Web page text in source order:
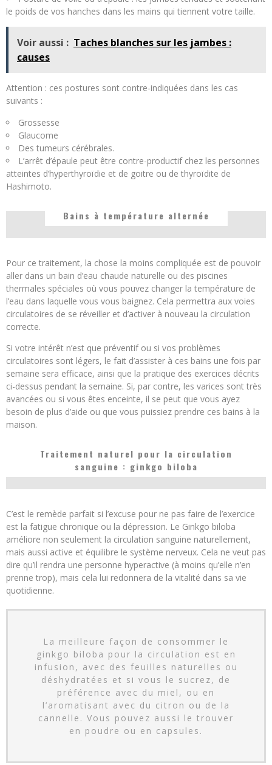
le poids de vos hanches dans les mains qui tiennent votre taille.
Voir aussi : Taches blanches sur les jambes :
causes
Attention : ces postures sont contre-indiquées dans les cas
suivants :
Grossesse
Glaucome
Des tumeurs cérébrales.
L’arrêt d’épaule peut être contre-productif chez les personnes
atteintes d’hyperthyroïdie et de goitre ou de thyroïdite de
Hashimoto.
Bains à température alternée
Pour ce traitement, la chose la moins compliquée est de pouvoir
aller dans un bain d’eau chaude naturelle ou des piscines
thermales spéciales où vous pouvez changer la température de
l’eau dans laquelle vous vous baignez. Cela permettra aux voies
circulatoires de se réveiller et d’activer à nouveau la circulation
correcte.
Si votre intérêt n’est que préventif ou si vos problèmes
circulatoires sont légers, le fait d’assister à ces bains une fois par
semaine sera efficace, ainsi que la pratique des exercices décrits
ci-dessus pendant la semaine. Si, par contre, les varices sont très
avancées ou si vous êtes enceinte, il se peut que vous ayez
besoin de plus d’aide ou que vous puissiez prendre ces bains à la
maison.
Traitement naturel pour la circulation
sanguine : ginkgo biloba
C’est le remède parfait si l’excuse pour ne pas faire de l’exercice
est la fatigue chronique ou la dépression. Le Ginkgo biloba
améliore non seulement la circulation sanguine naturellement,
mais aussi active et équilibre le système nerveux. Cela ne veut pas
dire qu’il rendra une personne hyperactive (à moins qu’elle n’en
prenne trop), mais cela lui redonnera de la vitalité dans sa vie
quotidienne.
La meilleure façon de consommer le
ginkgo biloba pour la circulation est en
infusion, avec des feuilles naturelles ou
déshydratées et si vous le sucrez, de
préférence avec du miel, ou en
l’aromatisant avec du citron ou de la
cannelle. Vous pouvez aussi le trouver
en poudre ou en capsules.